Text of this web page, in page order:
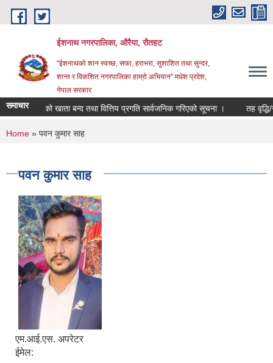
Skip to main content
ईशनाथ नगरपालिका, औरैया, रौतहट
"ईशनाथको शान स्वच्छ, सफा, हराभरा, सुशाशित तथा सुन्दर,
शान्त र विकशित नगरपालिका हाम्रो अभियान" मधेश प्रदेश,
नेपाल सरकार
समाचार
०८३ को खाता बन्द तथा वित्तिय प्रगति सार्वजनिक गरिएको सूचना । तह वृद्धि/
You are here
Home » पवन कुमार साह
पवन कुमार साह
एम.आई.एस. अपरेटर
ईमेल: